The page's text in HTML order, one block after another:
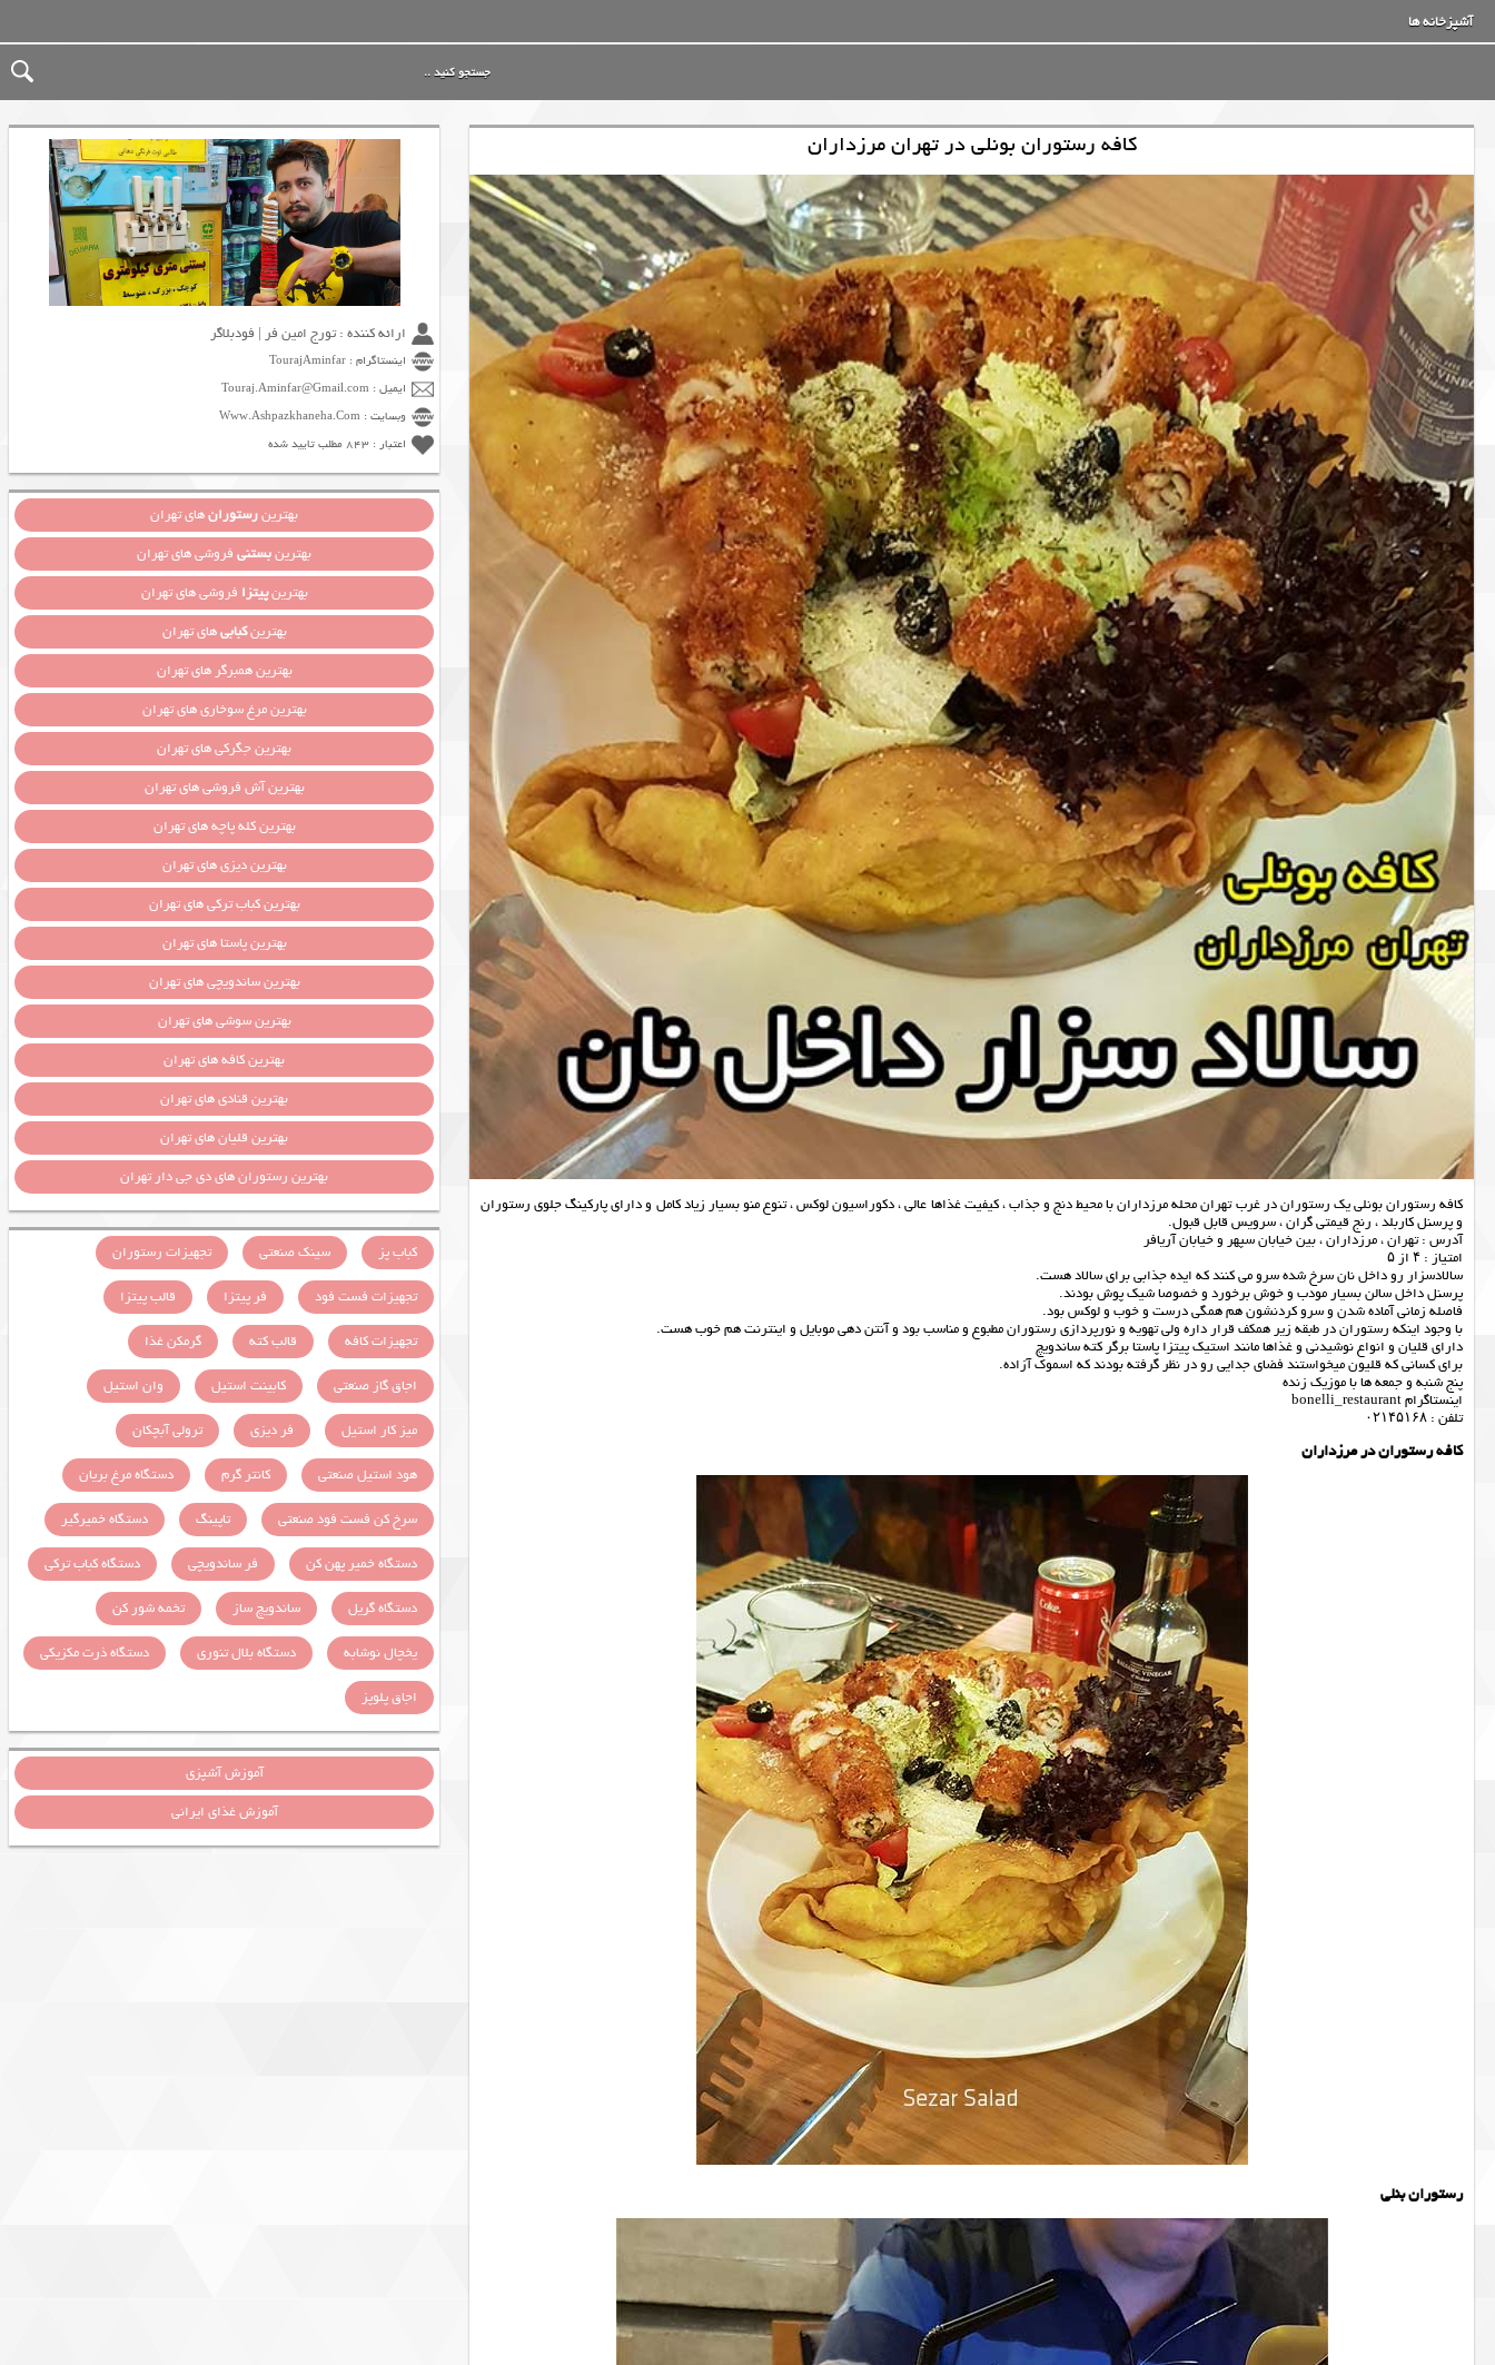
آشپزخانه ها
کافه رستوران بونلی در تهران مرزداران
کافه رستوران بونلی یک رستوران در غرب تهران محله مرزداران با محیط دنج و جذاب ، کیفیت غذاها عالی ، دکوراسیون لوکس ، تنوع منو بسیار زیاد کامل و دارای پارکینگ جلوی رستوران
و پرسنل کاربلد ، رنج قیمتی گران ، سرویس قابل قبول.
آدرس : تهران ، مرزداران ، بین خیابان سپهر و خیابان آریافر
امتیاز : ۴ از ۵
سالادسزار رو داخل نان سرخ شده سرو می کنند که ایده جذابی برای سالاد هست.
پرسنل داخل سالن بسیار مودب و خوش برخورد و خصوصا شیک پوش بودند.
فاصله زمانی آماده شدن و سرو کردنشون هم همگی درست و خوب و لوکس بود.
با وجود اینکه رستوران در طبقه زیر همکف قرار داره ولی تهویه و نورپردازی رستوران مطبوع و مناسب بود و آنتن دهی موبایل و اینترنت هم خوب هست.
دارای قلیان و انواع نوشیدنی و غذاها مانند استیک پیتزا پاستا برگر کته ساندویچ
برای کسانی که قلیون میخواستند فضای جدایی رو در نظر گرفته بودند که اسموک آزاده.
پنج شنبه و جمعه ها با موزیک زنده
اینستاگرام bonelli_restaurant
تلفن : ۰۲۱۴۵۱۶۸
کافه رستوران در مرزداران
رستوران بنلی
ارائه کننده : تورج امین فر | فودبلاگر
اینستاگرام : TourajAminfar
ایمیل : Touraj.Aminfar@Gmail.com
وبسایت : Www.Ashpazkhaneha.Com
اعتبار : 843 مطلب تایید شده
بهترینرستورانهای تهران
بهترینبستنیفروشی های تهران
بهترینپیتزا فروشی های تهران
بهترینکبابیهای تهران
بهترین همبرگر های تهران
بهترین مرغ سوخاری های تهران
بهترین جگرکی های تهران
بهترین آش فروشی های تهران
بهترین کله پاچه های تهران
بهترین دیزی های تهران
بهترین کباب ترکی های تهران
بهترین پاستا های تهران
بهترین ساندویچی های تهران
بهترین سوشی های تهران
بهترین کافه های تهران
بهترین قنادی های تهران
بهترین قلیان های تهران
بهترین رستوران های دی جی دار تهران
کباب پز سینک صنعتی
تجهیزات رستوران
تجهیزات فست فود
فر پیتزا
قالب پیتزا
تجهیزات کافه
قالب کته
گرمکن غذا
اجاق گاز صنعتی
کابینت استیل
وان استیل
میز کار استیل
فر دیزی
ترولی آبچکان
هود استیل صنعتی
کانتر گرم
دستگاه مرغ بریان
سرخ کن فست فود صنعتی
تاپینگ
دستگاه خمیرگیر
دستگاه خمیر پهن کن
فر ساندویچی
دستگاه کباب ترکی
دستگاه گریل
ساندویچ ساز
تخمه شور کن
یخچال نوشابه
دستگاه بلال تنوری
دستگاه ذرت مکزیکی
اجاق پلوپز
آموزش آشپزی
آموزش غذای ایرانی